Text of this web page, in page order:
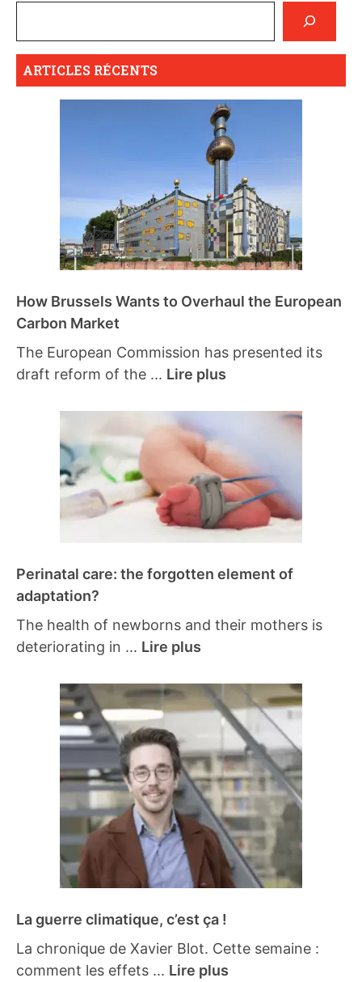
ARTICLES RÉCENTS
How Brussels Wants to Overhaul the European
Carbon Market
The European Commission has presented its
draft reform of the ... Lire plus
Perinatal care: the forgotten element of
adaptation?
The health of newborns and their mothers is
deteriorating in ... Lire plus
La guerre climatique, c’est ça !
La chronique de Xavier Blot. Cette semaine :
comment les effets ... Lire plus